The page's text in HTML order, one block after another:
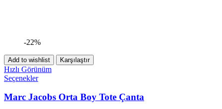
-22%
Add to wishlist Karşılaştır
Hızlı Görünüm
Seçenekler
Marc Jacobs Orta Boy Tote Çanta